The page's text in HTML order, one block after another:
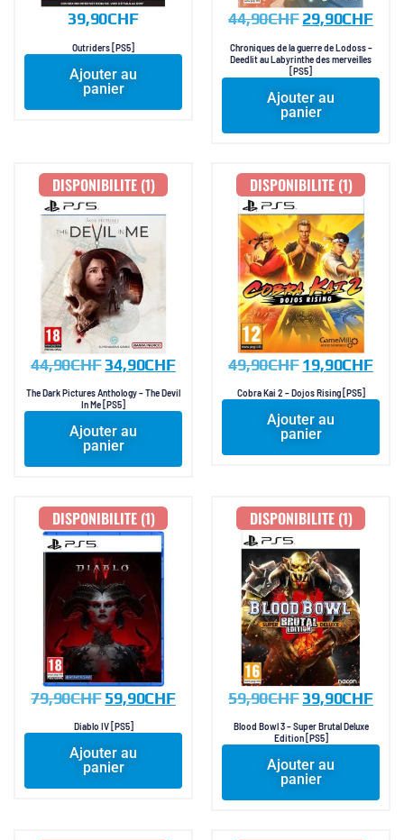
39,90CHF
Outriders [PS5]
Ajouter au
panier
44,90CHF 29,90CHF
Chroniques de la guerre de Lodoss –
Deedlit au Labyrinthe des merveilles
[PS5]
Ajouter au
panier
DISPONIBILITE (1)
44,90CHF34,90CHF
The Dark Pictures Anthology – The Devil
In Me [PS5]
Ajouter au
panier
DISPONIBILITE (1)
49,90CHF 19,90CHF
Cobra Kai 2 – Dojos Rising [PS5]
Ajouter au
panier
DISPONIBILITE (1)
79,90CHF 59,90CHF
Diablo IV [PS5]
Ajouter au
panier
DISPONIBILITE (1)
59,90CHF39,90CHF
Blood Bowl 3 – Super Brutal Deluxe
Edition [PS5]
Ajouter au
panier